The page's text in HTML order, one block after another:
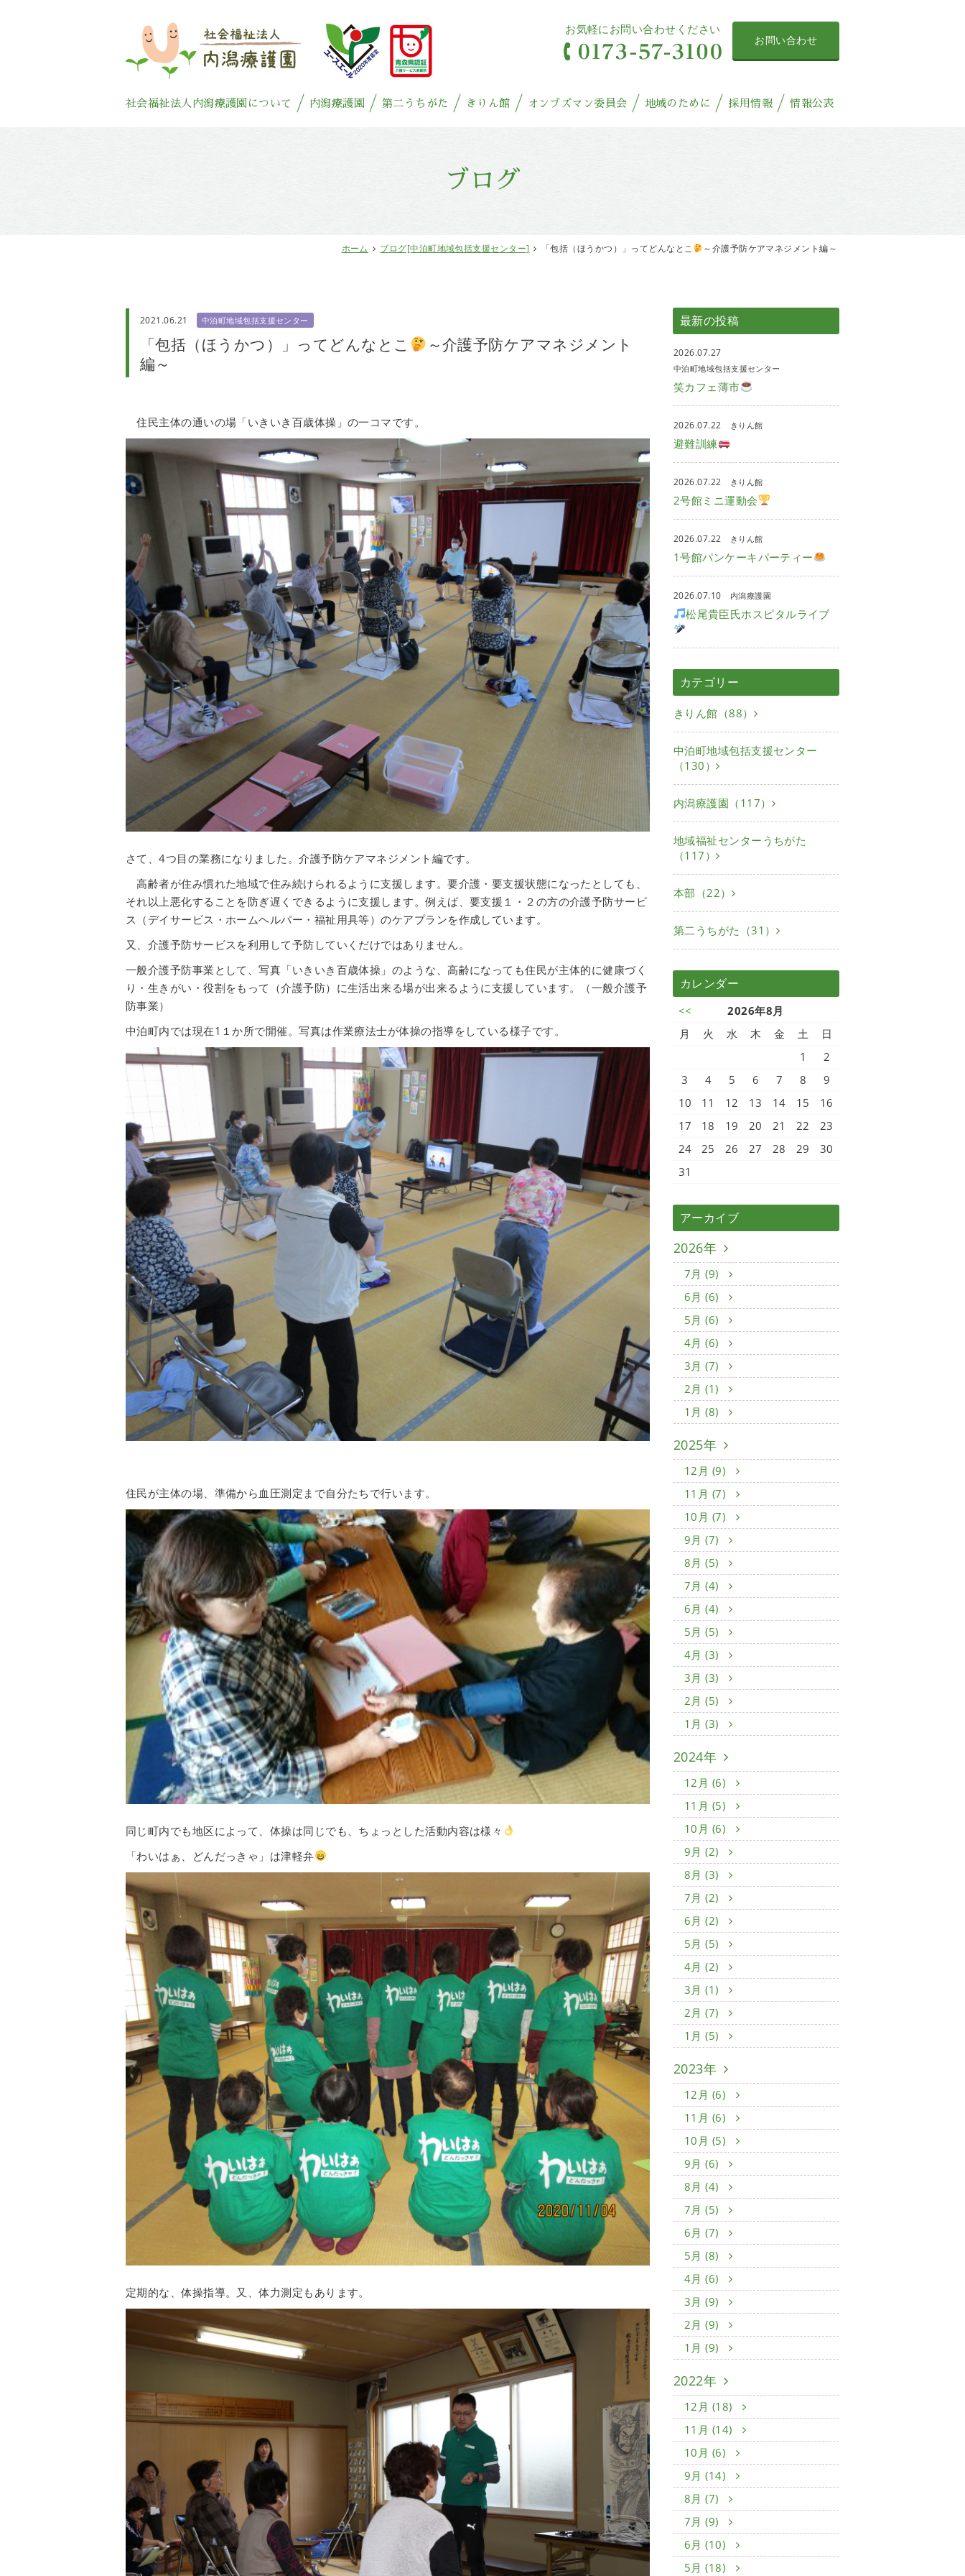
お気軽にお問い合わせください
お問い合わせ
社会福祉法人内潟療護園について 内潟療護園 第二うちがた きりん館 オンブズマン委員会 地域のために 採用情報 情報公表
ブログ
ホーム ブログ[中泊町地域包括支援センター] 「包括（ほうかつ）」ってどんなとこ ～介護予防ケアマネジメント編～
2021.06.21 中泊町地域包括支援センター
「包括（ほうかつ）」ってどんなとこ
～介護予防ケアマネジメント
編～
住民主体の通いの場「いきいき百歳体操」の一コマです。
さて、4つ目の業務になりました。介護予防ケアマネジメント編です。
高齢者が住み慣れた地域で住み続けられるように支援します。要介護・要支援状態になったとしても、
それ以上悪化することを防ぎ遅くできるように支援します。例えば、要支援１・２の方の介護予防サービ
ス（デイサービス・ホームヘルパー・福祉用具等）のケアプランを作成しています。
又、介護予防サービスを利用して予防していくだけではありません。
一般介護予防事業として、写真「いきいき百歳体操」のような、高齢になっても住民が主体的に健康づく
り・生きがい・役割をもって（介護予防）に生活出来る場が出来るように支援しています。（一般介護予
防事業）
中泊町内では現在1１か所で開催。写真は作業療法士が体操の指導をしている様子です。
住民が主体の場、準備から血圧測定まで自分たちで行います。
同じ町内でも地区によって、体操は同じでも、ちょっとした活動内容は様々
「わいはぁ、どんだっきゃ」は津軽弁
定期的な、体操指導。又、体力測定もあります。
最新の投稿
2026.07.27
中泊町地域包括支援センター
笑カフェ薄市
2026.07.22 きりん館
避難訓練
2026.07.22 きりん館
2号館ミニ運動会
2026.07.22 きりん館
1号館パンケーキパーティー
2026.07.10 内潟療護園
松尾貴臣氏ホスピタルライブ
カテゴリー
きりん館（88）
中泊町地域包括支援センター
（130）
内潟療護園（117）
地域福祉センターうちがた
（117）
本部（22）
第二うちがた（31）
カレンダー
<<
2026年8月
月
火 水 木 金 土
日
1
2
3
4 5 6 7 8
9
10
11 12 13 14 15
16
17
18 19 20 21 22
23
24
25 26 27 28 29
30
31
アーカイブ
2026年
7月 (9)
6月 (6)
5月 (6)
4月 (6)
3月 (7)
2月 (1)
1月 (8)
2025年
12月 (9)
11月 (7)
10月 (7)
9月 (7)
8月 (5)
7月 (4)
6月 (4)
5月 (5)
4月 (3)
3月 (3)
2月 (5)
1月 (3)
2024年
12月 (6)
11月 (5)
10月 (6)
9月 (2)
8月 (3)
7月 (2)
6月 (2)
5月 (5)
4月 (2)
3月 (1)
2月 (7)
1月 (5)
2023年
12月 (6)
11月 (6)
10月 (5)
9月 (6)
8月 (4)
7月 (5)
6月 (7)
5月 (8)
4月 (6)
3月 (9)
2月 (9)
1月 (9)
2022年
12月 (18)
11月 (14)
10月 (6)
9月 (14)
8月 (7)
7月 (9)
6月 (10)
5月 (18)